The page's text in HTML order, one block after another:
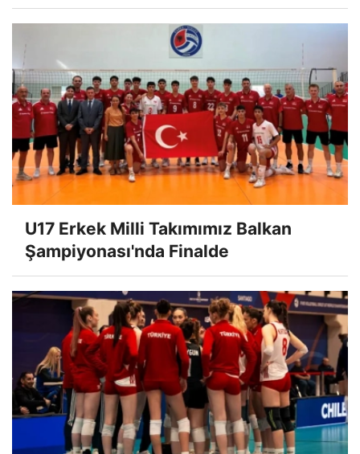
U17 Erkek Milli Takımımız Balkan
Şampiyonası'nda Finalde